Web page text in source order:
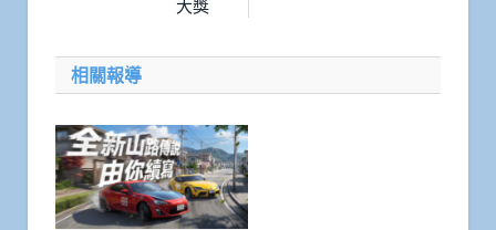
大獎
相關報導